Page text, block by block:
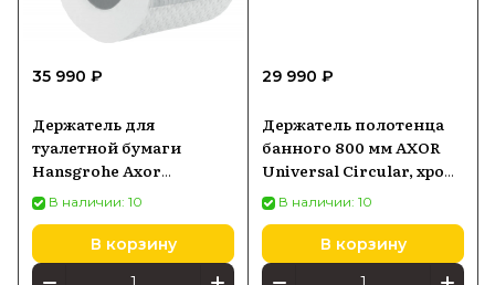
35 990 ₽
Держатель для
туалетной бумаги
Hansgrohe Axor
Universal
брашированный никель
42836820
В наличии: 10
В корзину
29 990 ₽
Держатель полотенца
банного 800 мм AXOR
Universal Circular, хром
42880000
В наличии: 10
В корзину